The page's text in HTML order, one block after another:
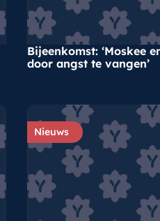
Bijeenkomst: ‘Moskee
door angst te vangen’
Nieuws